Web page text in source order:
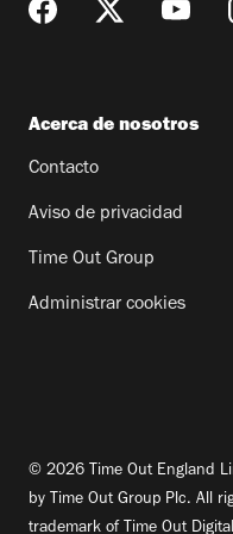
Acerca de nosotros
Contacto
Aviso de privacidad
Time Out Group
Administrar cookies
© 2026 Time Out England
by Time Out Group Plc. All
trademark of Time Out